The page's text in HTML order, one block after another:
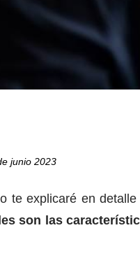
junio 2023
te explicaré en
son las